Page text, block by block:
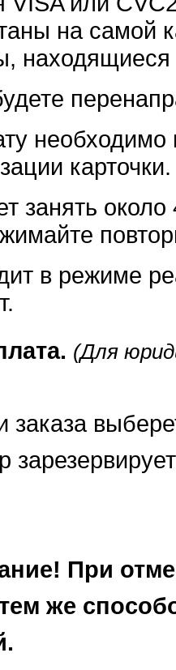
на самой
находящиеся
карточки.
занять
в режиме
(Для
При
же